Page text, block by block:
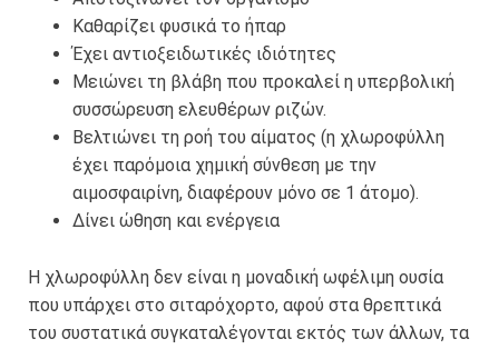
Καθαρίζει φυσικά το ήπαρ
Έχει αντιοξειδωτικές ιδιότητες
Μειώνει τη βλάβη που προκαλεί η υπερβολική
συσσώρευση ελευθέρων ριζών.
Βελτιώνει τη ροή του αίματος (η χλωροφύλλη
έχει παρόμοια χημική σύνθεση με την
αιμοσφαιρίνη, διαφέρουν μόνο σε 1 άτομο).
Δίνει ώθηση και ενέργεια
Η χλωροφύλλη δεν είναι η μοναδική ωφέλιμη ουσία
που υπάρχει στο σιταρόχορτο, αφού στα θρεπτικά
του συστατικά συγκαταλέγονται εκτός των άλλων, τα